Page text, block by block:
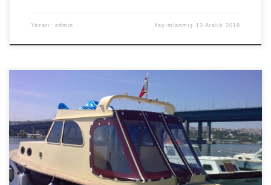
Yazarı: admin Yayımlanmış 13 Aralık 2019
Teknenizi dış etmenlerden koruma görevini üstlenecek olan yat
tekne brandası, sitemiz üzerinden temin edilir. Favori branda
olarak, ülkemizin önde gelen branda ve tente satış sitesi
olmaktayız. 1980 yılından beri bu sektörde halka hizmet
vermekteyiz. Sipariş için web sitesi üzerinde yer alan sipariş
formunu doldurmanız yararlı olur. Web sitemize favori branda […]